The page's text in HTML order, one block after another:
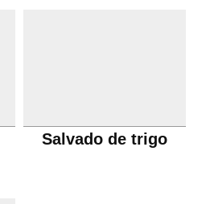
Salvado de trigo